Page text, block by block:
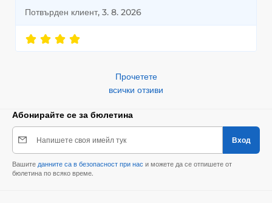
Потвърден клиент, 3. 8. 2026
Прочетете
всички отзиви
Абонирайте се за бюлетина
Напишете своя имейл тук Вход
Вашите данните са в безопасност при нас и можете да се отпишете от
бюлетина по всяко време.